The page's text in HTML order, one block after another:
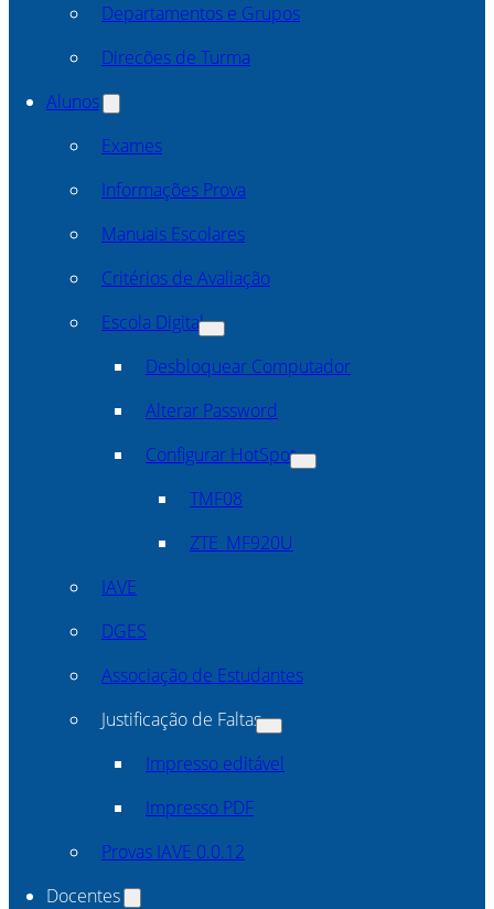
Departamentos e Grupos
Direcões de Turma
Alunos
Exames
Informações Prova
Manuais Escolares
Critérios de Avaliação
Escola Digital
Desbloquear Computador
Alterar Password
Configurar HotSpot
TMF08
ZTE_MF920U
IAVE
DGES
Associação de Estudantes
Justificação de Faltas
Impresso editável
Impresso PDF
Provas IAVE 0.0.12
Docentes